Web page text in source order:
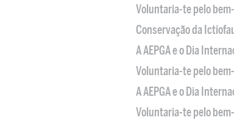
Voluntaria-te pelo
Conservação da
A AEPGA e o Dia
Voluntaria-te pelo
A AEPGA e o Dia
Voluntaria-te pelo